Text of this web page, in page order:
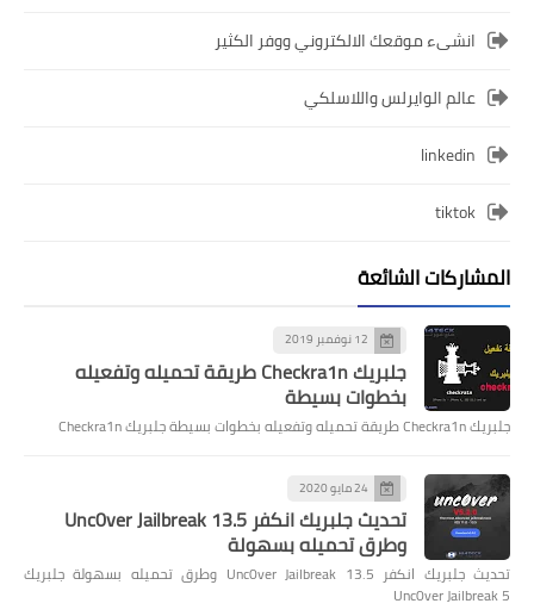
انشىء موقعك الالكتروني ووفر الكثير
عالم الوايرلس واللاسلكي
linkedin
tiktok
المشاركات الشائعة
12 نوفمبر 2019
جلبريك Checkra1n طريقة تحميله وتفعيله
بخطوات بسيطة
جلبريك Checkra1n طريقة تحميله وتفعيله بخطوات بسيطة جلبريك Checkra1n
24 مايو 2020
تحديث جلبريك انكفر Unc0ver Jailbreak 13.5
وطرق تحميله بسهولة
تحديث جلبريك انكفر Unc0ver Jailbreak 13.5 وطرق تحميله بسهولة جلبريك
Unc0ver Jailbreak 5